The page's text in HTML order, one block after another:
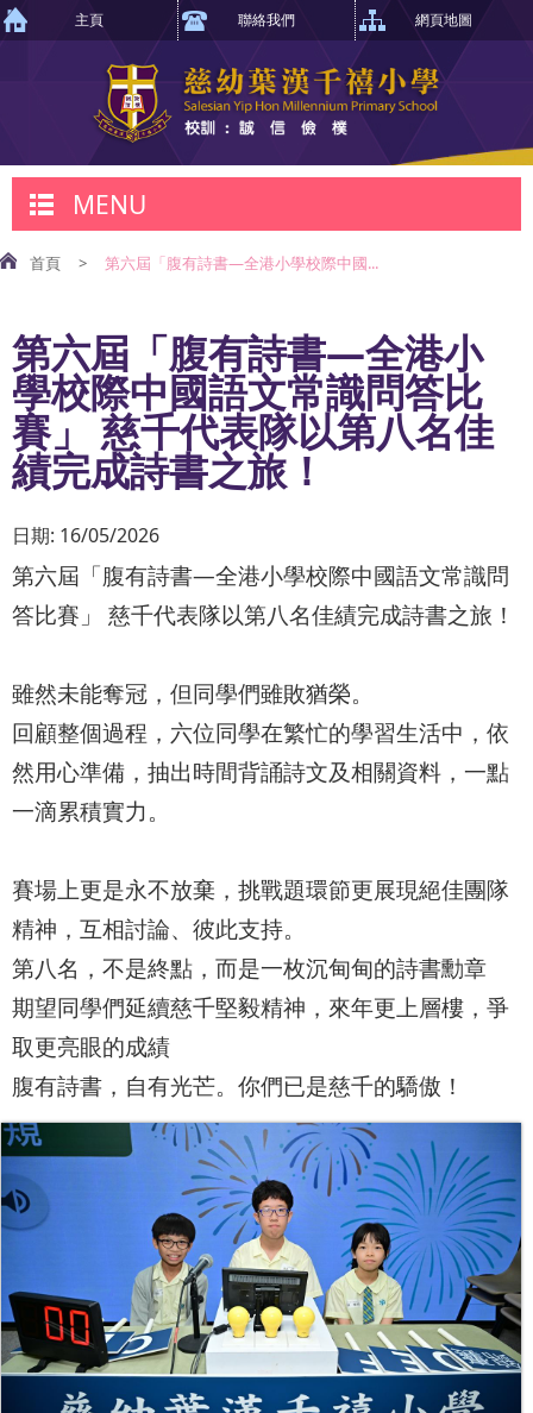
主頁 聯絡我們 網頁地圖
MENU
首頁 > 第六屆「腹有詩書—全港小學校際中國...
第六屆「腹有詩書—全港小
學校際中國語文常識問答比
賽」 慈千代表隊以第八名佳
績完成詩書之旅！
日期: 16/05/2026
第六屆「腹有詩書—全港小學校際中國語文常識問
答比賽」 慈千代表隊以第八名佳績完成詩書之旅！
雖然未能奪冠，但同學們雖敗猶榮。
回顧整個過程，六位同學在繁忙的學習生活中，依
然用心準備，抽出時間背誦詩文及相關資料，一點
一滴累積實力。
賽場上更是永不放棄，挑戰題環節更展現絕佳團隊
精神，互相討論、彼此支持。
第八名，不是終點，而是一枚沉甸甸的詩書勳章
期望同學們延續慈千堅毅精神，來年更上層樓，爭
取更亮眼的成績
腹有詩書，自有光芒。你們已是慈千的驕傲！